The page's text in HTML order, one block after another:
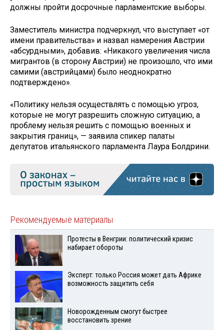
должны пройти досрочные парламентские выборы.
Заместитель министра подчеркнул, что выступает «от
имени правительства» и назвал намерения Австрии
«абсурдными», добавив: «Никакого увеличения числа
мигрантов (в сторону Австрии) не произошло, что ими
самими (австрийцами) было неоднократно
подтверждено».
«Политику нельзя осуществлять с помощью угроз,
которые не могут разрешить сложную ситуацию, а
проблему нельзя решить с помощью военных и
закрытия границ», — заявила спикер палаты
депутатов итальянского парламента Лаура Болдрини.
Рекомендуемые материалы
Протесты в Венгрии: политический кризис
набирает обороты
Эксперт: только Россия может дать Африке
возможность защитить себя
Новорожденным смогут быстрее
восстановить зрение